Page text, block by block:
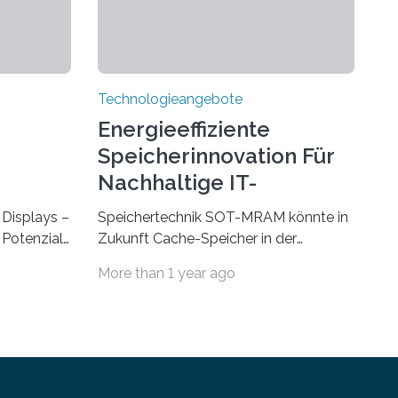
–
eine
Technologieangebote
Energieeffiziente
Speicherinnovation Für
Nachhaltige IT-
Lösungen
Speichertechnik SOT-MRAM könnte in
Zukunft Cache-Speicher in der
Foto, klick, und ab in die sozialen
More than 1 year ago